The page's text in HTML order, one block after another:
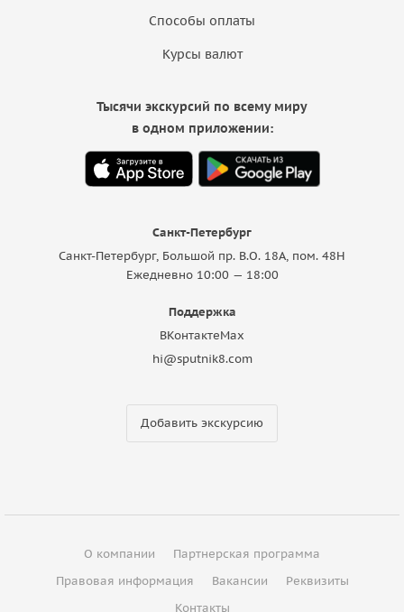
Способы оплаты
Курсы валют
Санкт-Петербург
Санкт-Петербург, Большой пр. В.О. 18A, пом. 48Н
Ежедневно 10:00 — 18:00
Поддержка
ВКонтактеMax
hi@sputnik8.com
Добавить экскурсию
Тысячи экскурсий по всему миру
в одном приложении:
О компании
Партнерская программа
Правовая информация
Вакансии
Реквизиты
Контакты